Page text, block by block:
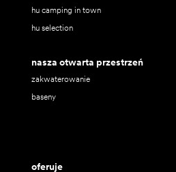
hu camping in town
hu selection
nasza otwarta przestrzeń
zakwaterowanie
baseny
oferuje